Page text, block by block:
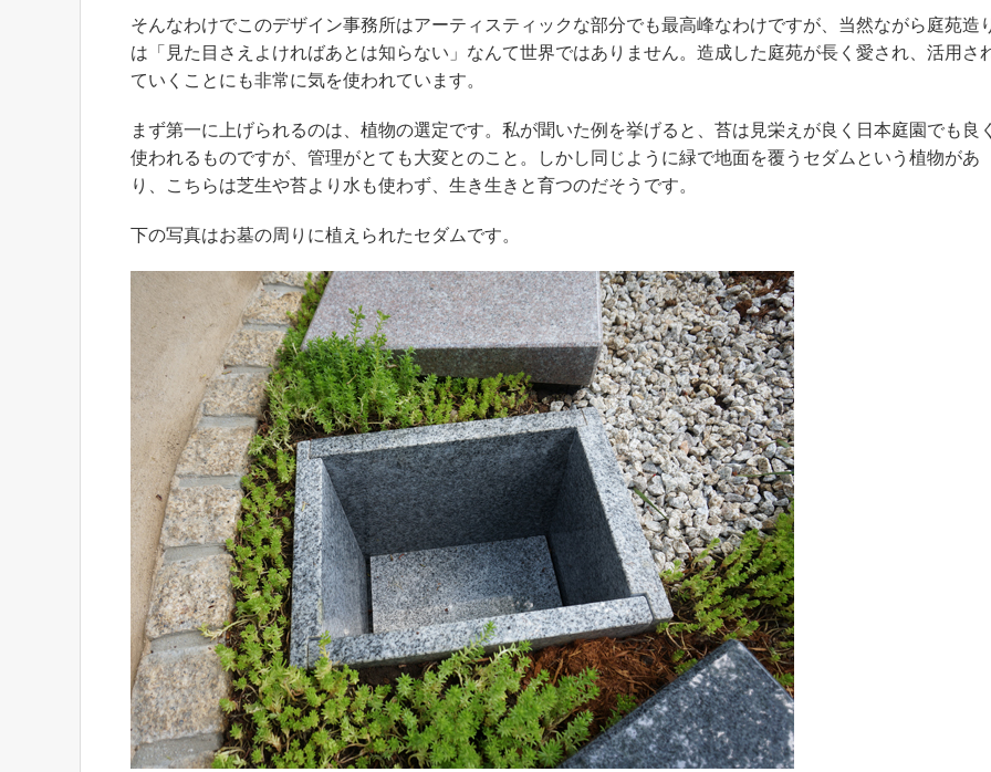
そんなわけでこのデザイン事務所はアーティスティックな部分でも最高峰なわけですが、当然ながら庭苑造
は「見た目さえよければあとは知らない」なんて世界ではありません。造成した庭苑が長く愛され、活用さ
ていくことにも非常に気を使われています。
まず第一に上げられるのは、植物の選定です。私が聞いた例を挙げると、苔は見栄えが良く日本庭園でも良く
使われるものですが、管理がとても大変とのこと。しかし同じように緑で地面を覆うセダムという植物があ
り、こちらは芝生や苔より水も使わず、生き生きと育つのだそうです。
下の写真はお墓の周りに植えられたセダムです。